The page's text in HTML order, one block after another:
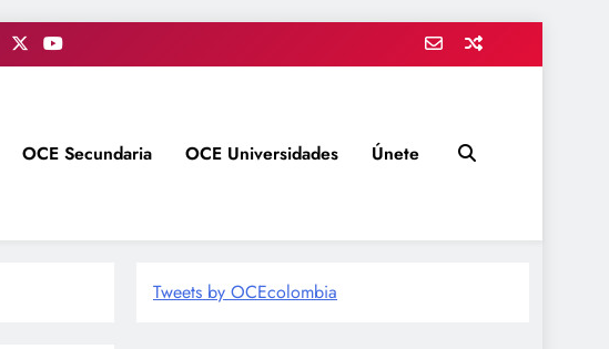
OCE Secundaria OCE Universidades Únete
Tweets by OCEcolombia